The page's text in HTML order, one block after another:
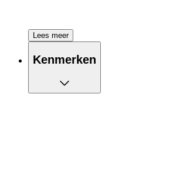
Lees meer
Kenmerken